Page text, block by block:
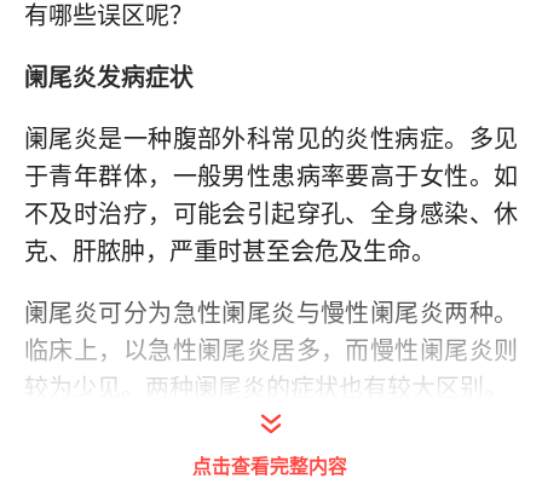
有哪些误区呢？
阑尾炎发病症状
阑尾炎是一种腹部外科常见的炎性病症。多见
于青年群体，一般男性患病率要高于女性。如
不及时治疗，可能会引起穿孔、全身感染、休
克、肝脓肿，严重时甚至会危及生命。
阑尾炎可分为急性阑尾炎与慢性阑尾炎两种。
临床上，以急性阑尾炎居多，而慢性阑尾炎则
较为少见。两种阑尾炎的症状也有较大区别。
急性阑尾炎的症状
点击查看完整内容